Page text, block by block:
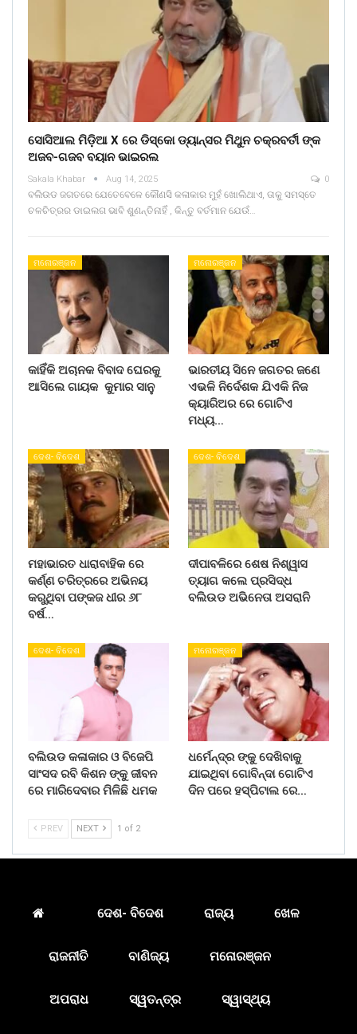
ସୋସିଆଲ ମିଡ଼ିଆ X ରେ ଡିସ୍କୋ ଡ୍ୟାନ୍ସର ମିଥୁନ ଚକ୍ରବର୍ତୀ ଙ୍କ
ଅଜବ-ଗଜବ ବୟାନ ଭାଇରଲ
Sakala Khabar Aug 14, 2025 0
ବଲିଉଡ ଜଗତରେ ଯେତେବେଳେ କୌଣସି କଳାକାର ମୁହଁ ଖୋଲିଥାଏ, ତାକୁ ସମସ୍ତେ
ଚଳଚିତ୍ରର ଡାଇଲଗ ଭାବି ଶୁଣନ୍ତିନାହିଁ , କିନ୍ତୁ ବର୍ତମାନ ଯେଉଁ…
ମନୋରଞ୍ଜନ
କାହିଁକି ଅଚାନକ ବିବାଦ ଘେରକୁ
ଆସିଲେ ଗାୟକ କୁମାର ସାନୁ
ମନୋରଞ୍ଜନ
ଭାରତୀୟ ସିନେ ଜଗତର ଜଣେ
ଏଭଳି ନିର୍ଦେଶକ ଯିଏକି ନିଜ
କ୍ୟାରିଅର ରେ ଗୋଟିଏ
ମଧ୍ୟ…
ଦେଶ- ବିଦେଶ
ମହାଭାରତ ଧାରାବାହିକ ରେ
କର୍ଣ୍ଣ ଚରିତ୍ରରେ ଅଭିନୟ
କରୁଥିବା ପଙ୍କଜ ଧୀର ୬୮
ବର୍ଷ…
ଦେଶ- ବିଦେଶ
ଦୀପାବଳିରେ ଶେଷ ନିଶ୍ୱାସ
ତ୍ୟାଗ କଲେ ପ୍ରସିଦ୍ଧ
ବଲିଉଡ ଅଭିନେତା ଅସରାନି
ଦେଶ- ବିଦେଶ
ବଲିଉଡ କଳାକାର ଓ ବିଜେପି
ସାଂସଦ ରବି କିଶନ ଙ୍କୁ ଜୀବନ
ରେ ମାରିଦେବାର ମିଳିଛି ଧମକ
ମନୋରଞ୍ଜନ
ଧର୍ମେନ୍ଦ୍ର ଙ୍କୁ ଦେଖିବାକୁ
ଯାଇଥିବା ଗୋବିନ୍ଦା ଗୋଟିଏ
ଦିନ ପରେ ହସ୍ପିଟାଲ ରେ…
PREV NEXT 1 of 2
ଦେଶ- ବିଦେଶ ରାଜ୍ୟ ଖେଳ
ରାଜନୀତି ବାଣିଜ୍ୟ ମନୋରଞ୍ଜନ
ଅପରାଧ ସ୍ୱତନ୍ତ୍ର ସ୍ୱାସ୍ଥ୍ୟ